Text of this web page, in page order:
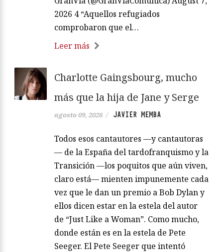
2026 4 “Aquellos refugiados
comprobaron que el…
Leer más
Charlotte Gaingsbourg, mucho
más que la hija de Jane y Serge
agosto 09, 2026 / JAVIER MEMBA
Todos esos cantautores —y cantautoras
— de la España del tardofranquismo y la
Transición —los poquitos que aún viven,
claro está— mienten impunemente cada
vez que le dan un premio a Bob Dylan y
ellos dicen estar en la estela del autor
de “Just Like a Woman”. Como mucho,
donde están es en la estela de Pete
Seeger. El Pete Seeger que intentó